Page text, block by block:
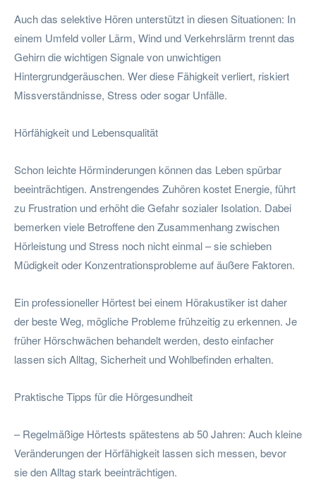
Auch das selektive Hören unterstützt in diesen Situationen: In
einem Umfeld voller Lärm, Wind und Verkehrslärm trennt das
Gehirn die wichtigen Signale von unwichtigen
Hintergrundgeräuschen. Wer diese Fähigkeit verliert, riskiert
Missverständnisse, Stress oder sogar Unfälle.
Hörfähigkeit und Lebensqualität
Schon leichte Hörminderungen können das Leben spürbar
beeinträchtigen. Anstrengendes Zuhören kostet Energie, führt
zu Frustration und erhöht die Gefahr sozialer Isolation. Dabei
bemerken viele Betroffene den Zusammenhang zwischen
Hörleistung und Stress noch nicht einmal – sie schieben
Müdigkeit oder Konzentrationsprobleme auf äußere Faktoren.
Ein professioneller Hörtest bei einem Hörakustiker ist daher
der beste Weg, mögliche Probleme frühzeitig zu erkennen. Je
früher Hörschwächen behandelt werden, desto einfacher
lassen sich Alltag, Sicherheit und Wohlbefinden erhalten.
Praktische Tipps für die Hörgesundheit
– Regelmäßige Hörtests spätestens ab 50 Jahren: Auch kleine
Veränderungen der Hörfähigkeit lassen sich messen, bevor
sie den Alltag stark beeinträchtigen.